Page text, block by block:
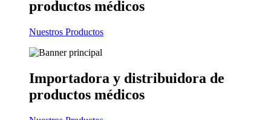
productos médicos
Nuestros Productos
Importadora y distribuidora de
productos médicos